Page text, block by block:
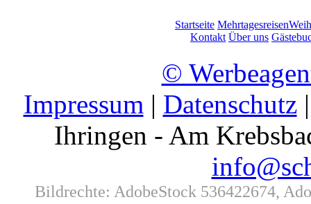
Startseite Mehrtagesreisen
Kontakt Über uns
©
Impressum | Datenschutz|
Ihringen - Am
Bildrechte: AdobeStock 536422674,